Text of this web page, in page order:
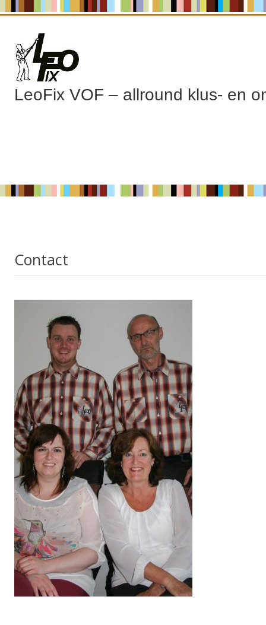
LeoFix VOF – allround klus- en
Contact